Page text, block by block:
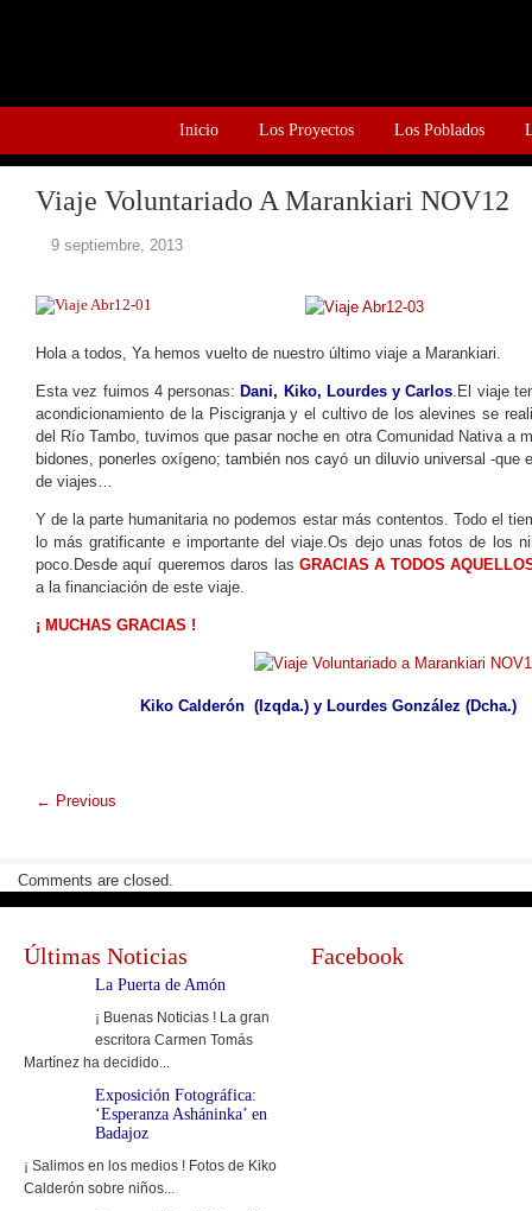
Inicio Los Proyectos Los Poblados
Viaje Voluntariado A Marankiari NOV12
9 septiembre, 2013
Hola a todos, Ya hemos vuelto de nuestro último viaje a Marankiari.
Esta vez fuimos 4 personas: Dani, Kiko, Lourdes y Carlos.El viaje
acondicionamiento de la Piscigranja y el cultivo de los alevines se
del Río Tambo, tuvimos que pasar noche en otra Comunidad Nativa a
bidones, ponerles oxígeno; también nos cayó un diluvio universal -
de viajes…
Y de la parte humanitaria no podemos estar más contentos. Todo el
lo más gratificante e importante del viaje.Os dejo unas fotos de los
poco.Desde aquí queremos daros las GRACIAS A TODOS
a la financiación de este viaje.
¡ MUCHAS GRACIAS !
Kiko Calderón (Izqda.) y Lourdes González (Dcha.)
← Previous
Comments are closed.
Últimas Noticias
La Puerta de Amón
¡ Buenas Noticias ! La gran
escritora Carmen Tomás
Martínez ha decidido...
Exposición Fotográfica:
‘Esperanza Asháninka’ en
Badajoz
¡ Salimos en los medios ! Fotos de Kiko
Calderón sobre niños...
Facebook